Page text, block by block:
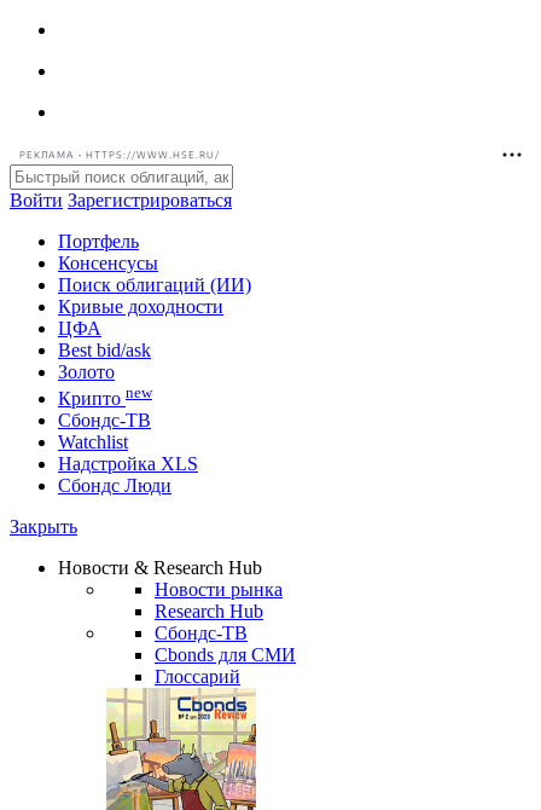
РЕКЛАМА • HTTPS://WWW.HSE.RU/
Войти Зарегистрироваться
Портфель
Консенсусы
Поиск облигаций (ИИ)
Кривые доходности
ЦФА
Best bid/ask
Золото
Крипто new
Watchlist
Сбондс Люди
Новости & Research Hub
Новости рынка
Research Hub
Сбондс-ТВ
Cbonds для СМИ
Глоссарий